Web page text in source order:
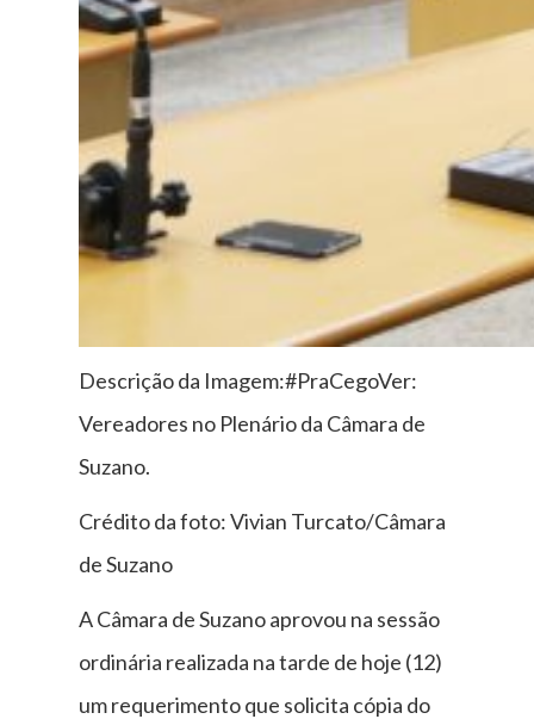
Descrição da Imagem:#PraCegoVer:
Vereadores no Plenário da Câmara de
Suzano.
Crédito da foto: Vivian Turcato/Câmara
de Suzano
A Câmara de Suzano aprovou na sessão
ordinária realizada na tarde de hoje (12)
um requerimento que solicita cópia do